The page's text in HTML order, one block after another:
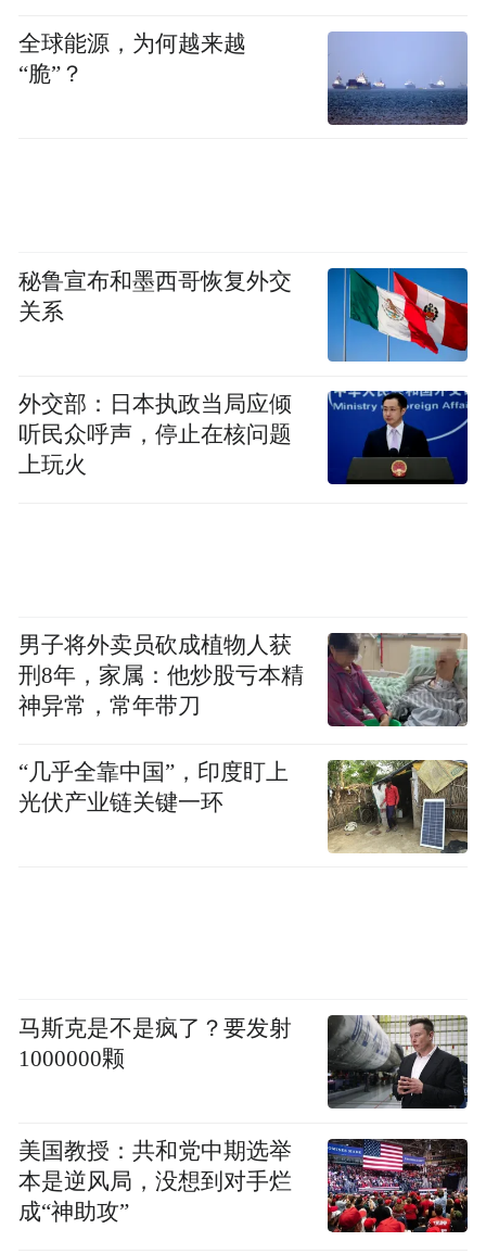
“特别声明：以上作品内容(包括在内的视频、图片或音
频)为凤凰网旗下自媒体平台“大风号”用户上传并发
布，本平台仅提供信息存储空间服务。
Notice: The content above (including the videos,
pictures and audios if any) is uploaded and posted
by the user of Dafeng Hao, which is a social media
platform and merely provides information storage
space services.”
全球能源，为何越来越
“脆”？
秘鲁宣布和墨西哥恢复外交
关系
外交部：日本执政当局应倾
听民众呼声，停止在核问题
上玩火
男子将外卖员砍成植物人获
刑8年，家属：他炒股亏本精
神异常，常年带刀
“几乎全靠中国”，印度盯上
光伏产业链关键一环
马斯克是不是疯了？要发射
1000000颗
美国教授：共和党中期选举
本是逆风局，没想到对手烂
成“神助攻”